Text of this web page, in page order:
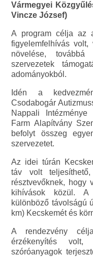
Vármegyei
Vincze József)
A program célja az
figyelemfelhívás volt,
növelése,
szervezetek
adományokból.
Idén a
Csodabogár
Nappali
Farm Alapítvány
befolyt összeg
szervezetet.
Az idei túrán
táv volt
résztvevőknek, hogy
kihívások közül. A
különböző távolságú
km) Kecskemét és
A rendezvény
érzékenyítés
szóróanyagok